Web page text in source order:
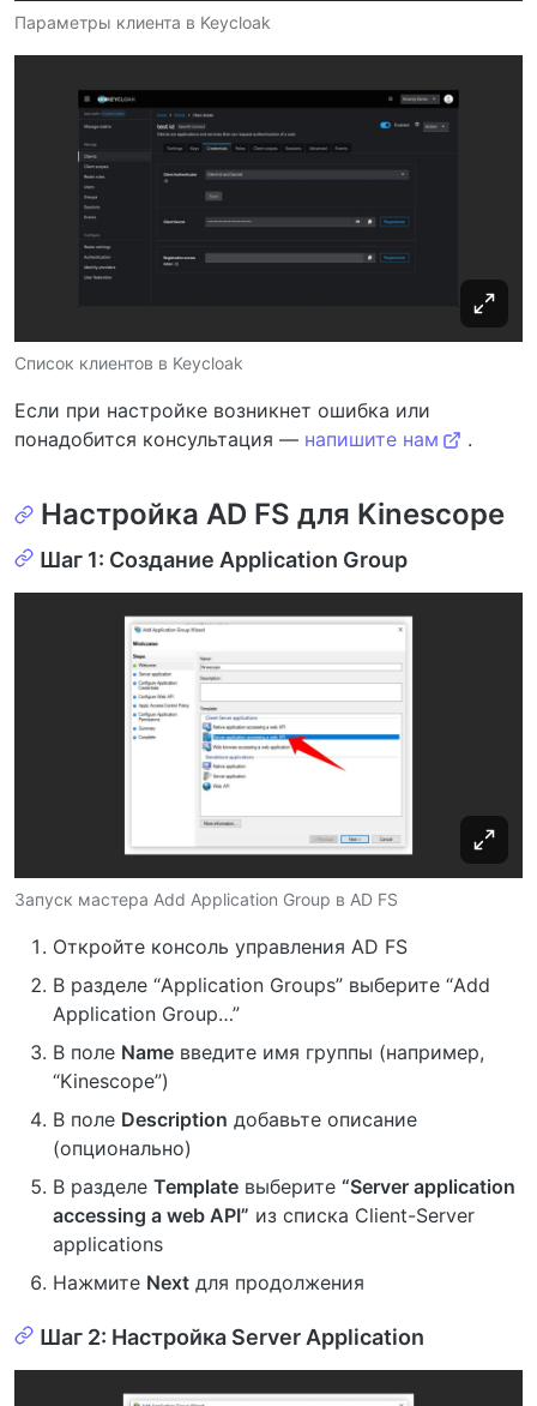
Параметры клиента в Keycloak
Список клиентов в Keycloak
Если при настройке возникнет ошибка или
понадобится консультация — напишите нам .
Настройка AD FS для Kinescope
Шаг 1: Создание Application Group
Запуск мастера Add Application Group в AD FS
Откройте консоль управления AD FS
В разделе “Application Groups” выберите “Add
Application Group…”
В поле Name введите имя группы (например,
“Kinescope”)
В поле Description добавьте описание
(опционально)
В разделе Template выберите “Server application
accessing a web API” из списка Client-Server
applications
Нажмите Next для продолжения
Шаг 2: Настройка Server Application